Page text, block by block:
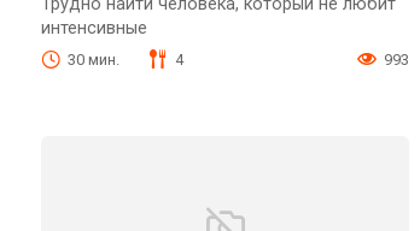
Трудно найти человека, который не любит
интенсивные
30 мин. 4 993